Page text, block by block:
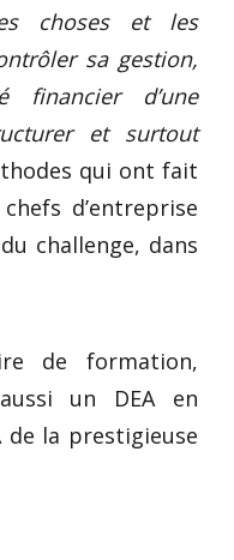
choses et les
sa gestion,
financier d’une
et surtout
qui ont fait
d’entreprise
challenge, dans
de formation,
un DEA en
de la prestigieuse